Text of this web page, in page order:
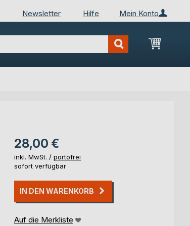
Mein Konto
Newsletter Hilfe
Mein
28,00 €
inkl. MwSt. / portofrei
sofort verfügbar
IN DEN WARENKORB
Auf die Merkliste